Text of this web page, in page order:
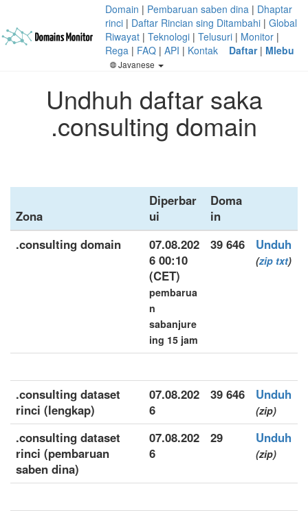
Domain | Pembaruan saben dina | Dhaptar
rinci | Daftar Rincian sing Ditambahi | Global
Riwayat | Teknologi | Telusuri | Monitor |
Rega | FAQ | API | Kontak Daftar| Mlebu
Javanese
Undhuh daftar saka
.consulting domain
Zona
Diperbar
ui
Doma
in
.consulting domain
07.08.202
6 00:10
(CET)
pembarua
n
sabanjure
ing 15 jam
39 646 Unduh
(zip txt)
.consulting dataset
rinci (lengkap)
07.08.202
6
39 646 Unduh
(zip)
.consulting dataset
rinci (pembaruan
saben dina)
07.08.202
6
29 Unduh
(zip)